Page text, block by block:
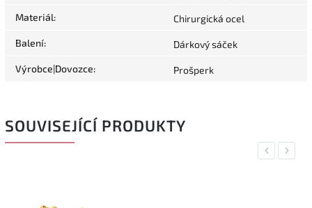
Materiál: Chirurgická ocel
Balení: Dárkový sáček
Výrobce|Dovozce: Prošperk
SOUVISEJÍCÍ PRODUKTY
Previous
Next